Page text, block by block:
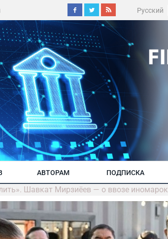
Русский
АВТОРАМ ПОДПИСКА
Шавкат Мирзиёев — о ввозе иномарок